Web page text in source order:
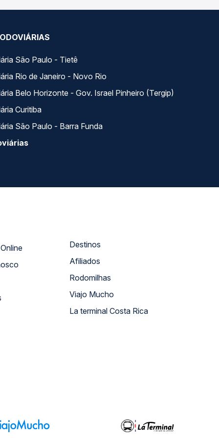
São Paulo - Tietê
Rio de Janeiro - Novo Rio
Belo Horizonte - Gov. Israel Pinheiro (Tergip)
Curitiba
São Paulo - Barra Funda
Atendimento Online
Destinos
Afiliados
Rodomilhas
Viajo Mucho
La terminal Costa Rica